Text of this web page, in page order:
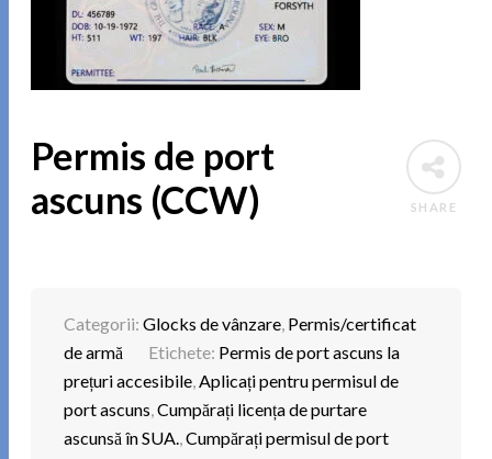
SHARE
Permis de port
ascuns (CCW)
Categorii:Glocks de vânzare, Permis/certificat
de armă
Etichete: Permis de port ascuns la
prețuri accesibile,Aplicați pentru permisul de
port ascuns,Cumpărați licența de purtare
ascunsă în SUA.,Cumpărați permisul de port